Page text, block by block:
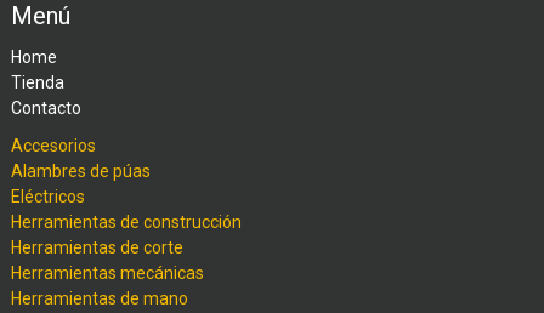
Menú
Home
Tienda
Contacto
Accesorios
Alambres de púas
Eléctricos
Herramientas de construcción
Herramientas de corte
Herramientas mecánicas
Herramientas de mano